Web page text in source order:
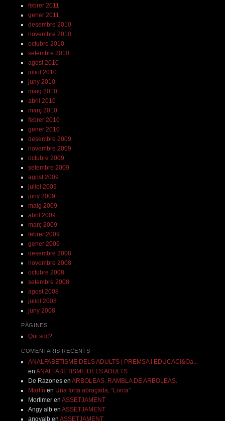
febrer 2011
gener 2011
desembre 2010
novembre 2010
octubre 2010
setembre 2010
agost 2010
juliol 2010
juny 2010
maig 2010
abril 2010
març 2010
febrer 2010
gener 2010
desembre 2009
novembre 2009
octubre 2009
setembre 2009
agost 2009
juliol 2009
juny 2009
maig 2009
abril 2009
març 2009
febrer 2009
gener 2009
desembre 2008
novembre 2008
octubre 2008
setembre 2008
agost 2008
juliol 2008
juny 2008
PÀGINES
Qui soc?
COMENTARIS RECENTS
ANALFABETISME DELS ADULTS | PREMSA I EDUCACI&Oa...
en ANALFABETISME DELS ADULTS
De Razonesen ARBOLEAS. RAMBLA DE ARBOLEAS.
Martín en Una forta abraçada, “Lorca”
Mortimeren ASSETJAMENT
Angy alben ASSETJAMENT
angyalben ASSETJAMENT